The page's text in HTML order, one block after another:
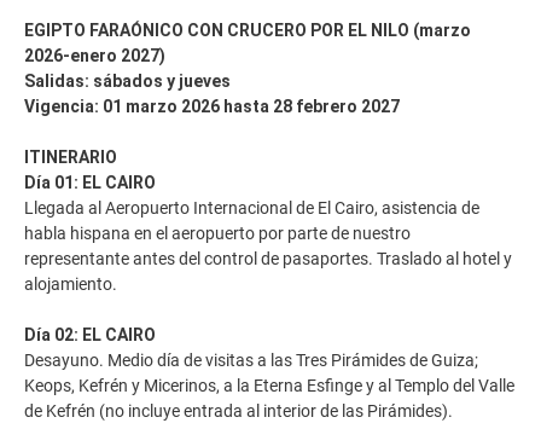
EGIPTO FARAÓNICO CON CRUCERO POR EL NILO (marzo
2026-enero 2027)
Salidas: sábados y jueves
Vigencia: 01 marzo 2026 hasta 28 febrero 2027
ITINERARIO
Día 01: EL CAIRO
Llegada al Aeropuerto Internacional de El Cairo, asistencia de
habla hispana en el aeropuerto por parte de nuestro
representante antes del control de pasaportes. Traslado al hotel y
alojamiento.
Día 02: EL CAIRO
Desayuno. Medio día de visitas a las Tres Pirámides de Guiza;
Keops, Kefrén y Micerinos, a la Eterna Esfinge y al Templo del Valle
de Kefrén (no incluye entrada al interior de las Pirámides).